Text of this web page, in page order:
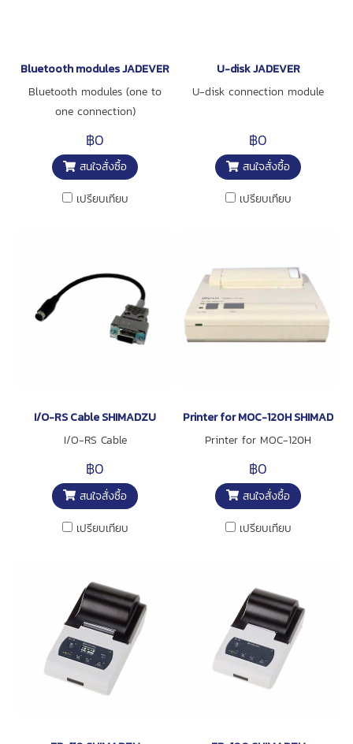
Bluetooth modules JADEVER
Bluetooth modules (one to
one connection)
฿0
สนใจสั่งซื้อ
เปรียบเทียบ
U-disk JADEVER
U-disk connection module
฿0
สนใจสั่งซื้อ
เปรียบเทียบ
I/O-RS Cable SHIMADZU
I/O-RS Cable
฿0
สนใจสั่งซื้อ
เปรียบเทียบ
Printer for MOC-120H SHIMADZU
Printer for MOC-120H
฿0
สนใจสั่งซื้อ
เปรียบเทียบ